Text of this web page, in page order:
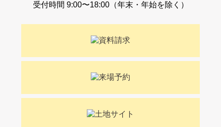
受付時間 9:00〜18:00（年末・年始を除く）